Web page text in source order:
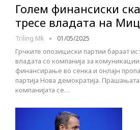
Голем финансиски
тресе владата на
Triling Mk 01/05/2025
Грчките опозициски партии бараат
владата со компанија за
финансирање во сенка и онлајн
партија Нова демократија. Прашањата
компанијата се…